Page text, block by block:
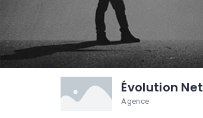
Évolution Net
Agence